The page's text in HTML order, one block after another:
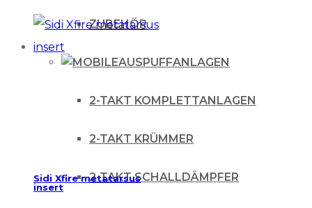
ZUBEHÖR
AUSPUFFANLAGEN
2-TAKT KOMPLETTANLAGEN
2-TAKT KRÜMMER
2-TAKT SCHALLDÄMPFER
Sidi Xfire metatarsus
insert